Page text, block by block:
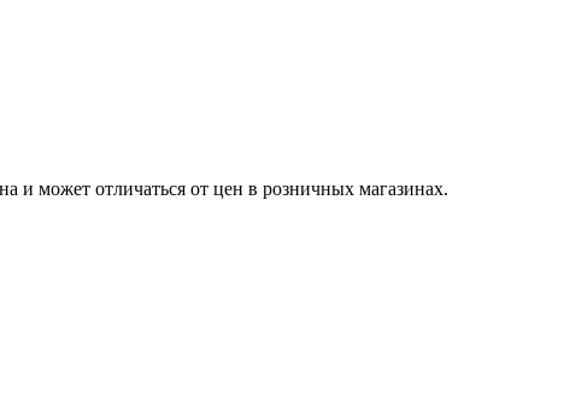
и может отличаться от цен в розничных магазинах.